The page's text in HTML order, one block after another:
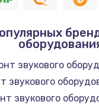
/ ремонт
управления
600 руб.
Заказать
звукового
звукового
звукового